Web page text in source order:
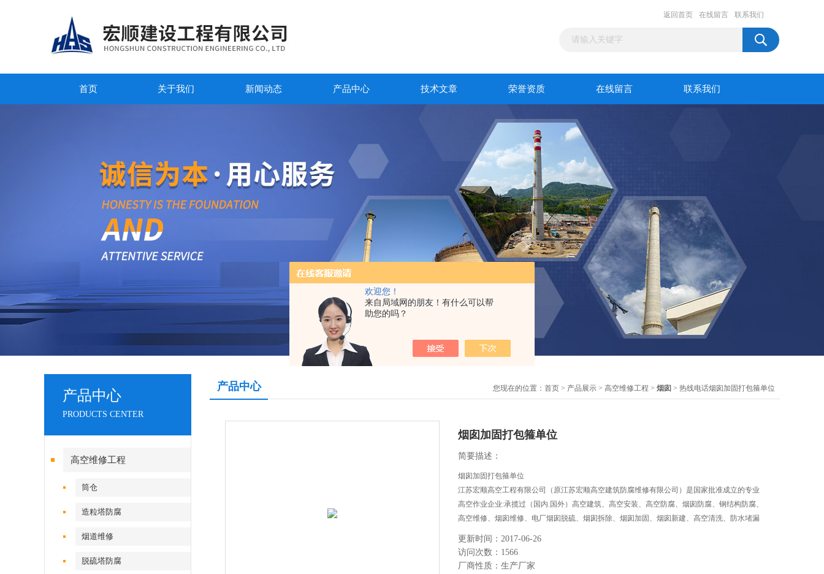
欢迎您！
来自局域网的朋友！有什么可以帮
助您的吗？
返回首页 在线留言 联系我们
首页 关于我们 新闻动态 产品中心 技术文章 荣誉资质 在线留言 联系我们
产品中心
PRODUCTS CENTER
高空维修工程
筒仓
造粒塔防腐
烟道维修
脱硫塔防腐
产品中心 您现在的位置： 首页 > 产品展示 > 高空维修工程 > 烟囱 > 热线电话烟囱加固打包箍单位
烟囱加固打包箍单位
简要描述：
烟囱加固打包箍单位
江苏宏顺高空工程有限公司（原江苏宏顺高空建筑防腐维修有限公司）是国家批准成立的专业
高空作业企业:承揽过（国内.国外）高空建筑、高空安装、高空防腐、烟囱防腐、钢结构防腐、
高空维修、烟囱维修、电厂烟囱脱硫、烟囱拆除、烟囱加固、烟囱新建、高空清洗、防水堵漏
等高空作业工程。
更新时间：2017-06-26
访问次数：1566
厂商性质：生产厂家